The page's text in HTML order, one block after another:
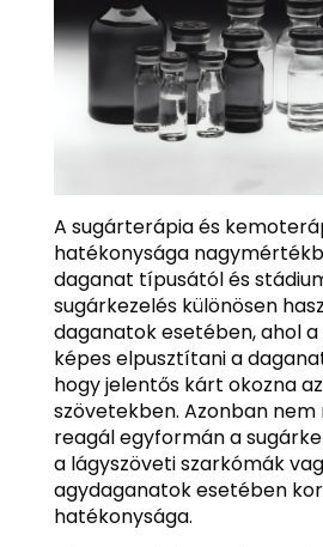
A sugárterápia és
hatékonysága
daganat típusától és
sugárkezelés különösen
daganatok esetében, ahol
képes elpusztítani a
hogy jelentős kárt okozna
szövetekben. Azonban
reagál egyformán a
a lágyszöveti szarkómák
agydaganatok esetében
hatékonysága.